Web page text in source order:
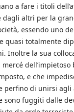
a fare i titoli
dagli altri per la
essendo uno
quasi totalmente
Inoltre la sua
dell’impietoso
e che
perfino di unirsi
sono fuggiti dalle